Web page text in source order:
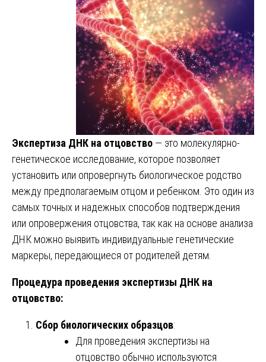
Экспертиза ДНК на отцовство — это молекулярно-
генетическое исследование, которое позволяет
установить или опровергнуть биологическое родство
между предполагаемым отцом и ребенком. Это один из
самых точных и надежных способов подтверждения
или опровержения отцовства, так как на основе анализа
ДНК можно выявить индивидуальные генетические
маркеры, передающиеся от родителей детям.
Процедура проведения экспертизы ДНК на
отцовство:
Сбор биологических образцов:
Для проведения экспертизы на
отцовство обычно используются